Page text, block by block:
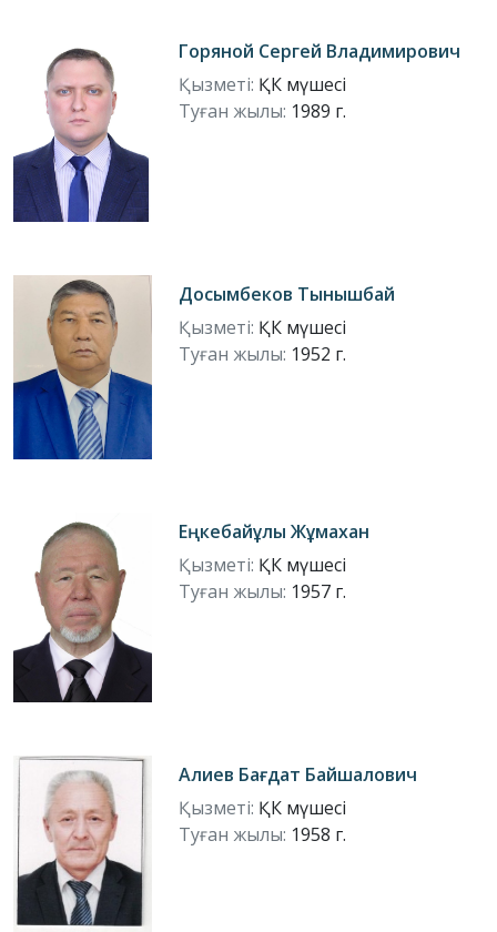
Горяной Сергей Владимирович
Қызметі: ҚК мүшесі
Туған жылы: 1989 г.
Досымбеков Тынышбай
Қызметі: ҚК мүшесі
Туған жылы: 1952 г.
Еңкебайұлы Жұмахан
Қызметі: ҚК мүшесі
Туған жылы: 1957 г.
Алиев Бағдат Байшалович
Қызметі: ҚК мүшесі
Туған жылы: 1958 г.